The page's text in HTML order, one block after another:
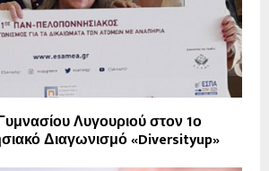
Λυγουριού στον 1ο
Διαγωνισμό «Diversityup»